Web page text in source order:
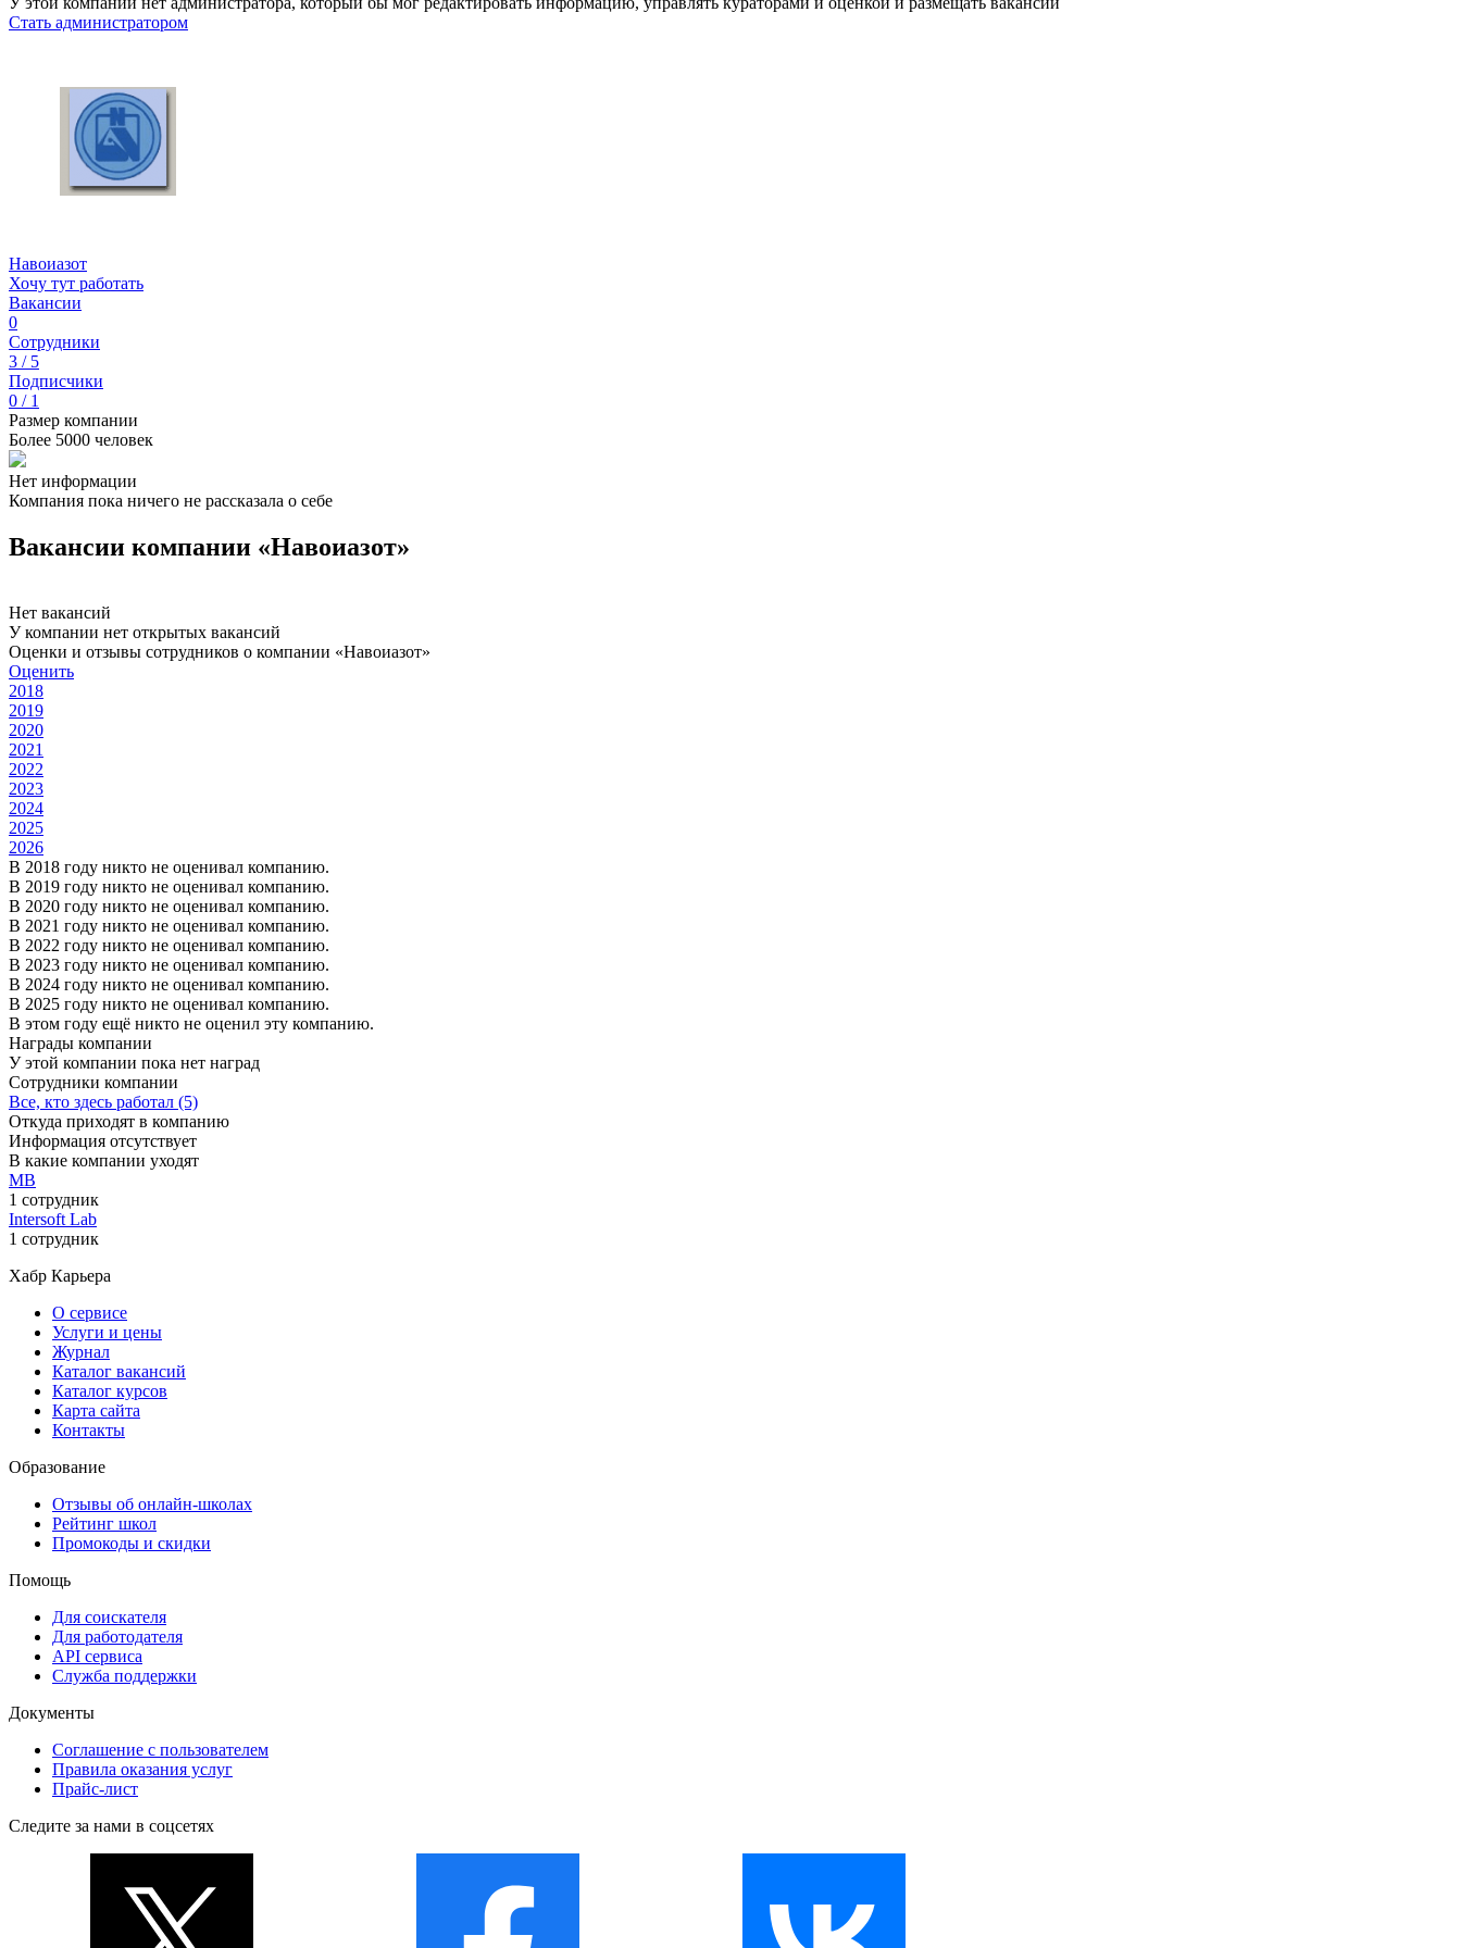
Стать администратором
Навоиазот
Хочу тут работать
Вакансии
0
Сотрудники
3 / 5
Подписчики
0 / 1
Размер компании
Более 5000 человек
Нет информации
Компания пока ничего не рассказала о себе
Вакансии компании «Навоиазот»
Нет вакансий
У компании нет открытых вакансий
Оценки и отзывы сотрудников о компании «Навоиазот»
Оценить
2018
2019
2020
2021
2022
2023
2024
2025
2026
В 2018 году никто не оценивал компанию.
В 2019 году никто не оценивал компанию.
В 2020 году никто не оценивал компанию.
В 2021 году никто не оценивал компанию.
В 2022 году никто не оценивал компанию.
В 2023 году никто не оценивал компанию.
В 2024 году никто не оценивал компанию.
В 2025 году никто не оценивал компанию.
В этом году ещё никто не оценил эту компанию.
Награды компании
У этой компании пока нет наград
Сотрудники компании
Все, кто здесь работал (5)
Откуда приходят в компанию
Информация отсутствует
В какие компании уходят
МВ
1 сотрудник
Intersoft Lab
1 сотрудник
Хабр Карьера
О сервисе
Услуги и цены
Журнал
Каталог вакансий
Каталог курсов
Карта сайта
Контакты
Образование
Отзывы об онлайн-школах
Рейтинг школ
Промокоды и скидки
Помощь
Для соискателя
Для работодателя
API сервиса
Служба поддержки
Документы
Соглашение с пользователем
Правила оказания услуг
Прайс-лист
Следите за нами в соцсетях